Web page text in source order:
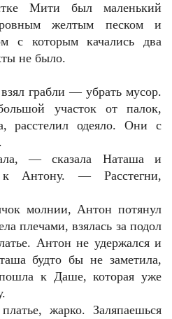
Мити был маленький
желтым песком и
с которым качались два
не было.
грабли — убрать мусор.
участок от палок,
расстелил одеяло. Они с
— сказала Наташа и
к Антону. — Расстегни,
молнии, Антон потянул
плечами, взялась за подол
Антон не удержался и
будто бы не заметила,
к Даше, которая уже
жарко. Заляпаешься